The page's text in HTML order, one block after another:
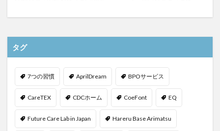
タグ
7つの習慣 AprilDream BPOサービス
CareTEX CDCホーム CoeFont EQ
Future Care Lab in Japan Hareru Base Arimatsu